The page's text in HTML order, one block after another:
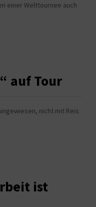
einer Welttournee auch
auf Tour
nicht mit Reis
ist